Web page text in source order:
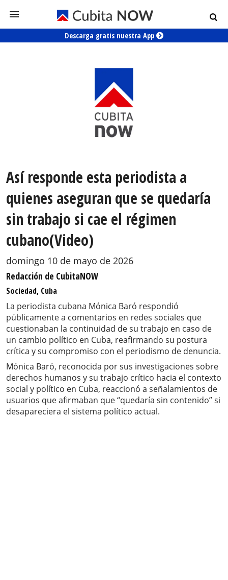
Descarga gratis nuestra App
Así responde esta periodista a
quienes aseguran que se quedaría
sin trabajo si cae el régimen
cubano(Video)
domingo 10 de mayo de 2026
Redacción de CubitaNOW
Sociedad, Cuba
La periodista cubana Mónica Baró respondió
públicamente a comentarios en redes sociales que
cuestionaban la continuidad de su trabajo en caso de
un cambio político en Cuba, reafirmando su postura
crítica y su compromiso con el periodismo de denuncia.
Mónica Baró, reconocida por sus investigaciones sobre
derechos humanos y su trabajo crítico hacia el contexto
social y político en Cuba, reaccionó a señalamientos de
usuarios que afirmaban que “quedaría sin contenido” si
desapareciera el sistema político actual.